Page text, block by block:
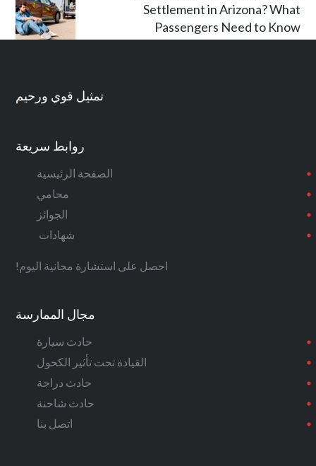
Settlement in Arizona? What
Passengers Need to Know
تمثيل قوي ورحيم
روابط سريعة
الصفحة الرئيسية
محامي
الجوائز
شهادات
احصل على استشارة مجانية اليوم!
مجال الممارسة
حادث سيارة
القيادة تحت تأثير الكحول
حادث دراجة
حادث شاحنة
اتصل بنا